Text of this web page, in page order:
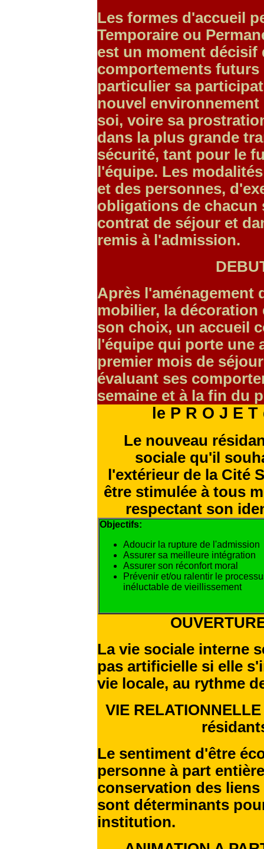
Les formes d'accueil
Temporaire ou
est un moment décisif
comportements futurs
particulier sa
nouvel
soi, voire sa
dans la plus grande
sécurité, tant pour le
l'équipe. Les
et des personnes,
obligations de chacun
contrat de séjour et
remis à l'admission.
Après l'aménagement
mobilier, la
son choix, un accueil
l'équipe qui porte une
premier mois de
évaluant ses
semaine et à la fin du
le P R O J E
Le nouveau
sociale qu'il
l'extérieur de la Cité
être stimulée à tous
respectant son
Objectifs:
Adoucir la rupture de l'admission
Assurer sa meilleure intégration
Assurer son réconfort moral
Prévenir et/ou ralentir le
inéluctable de vieillissement
La vie sociale interne
pas artificielle si elle
vie locale, au rythme
VIE
Le sentiment d'être
personne à part
conservation des
sont déterminants
institution.